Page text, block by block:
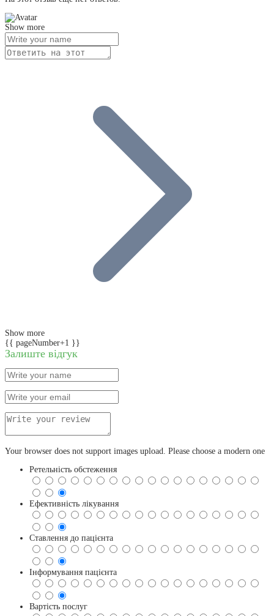
Show more
Show more
{{ pageNumber+1 }}
Залиште відгук
Your browser does not support images upload. Please choose a modern one
Ретельність обстеження
Ефективність лікування
Ставлення до пацієнта
Інформування пацієнта
Вартість послуг